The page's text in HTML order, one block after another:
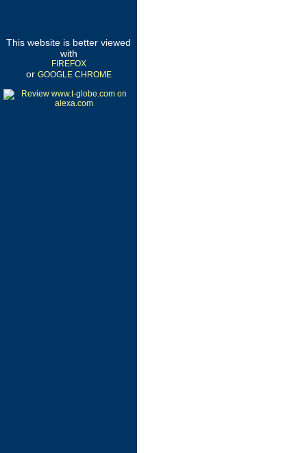
This website is better viewed
with
FIREFOX
or GOOGLE CHROME